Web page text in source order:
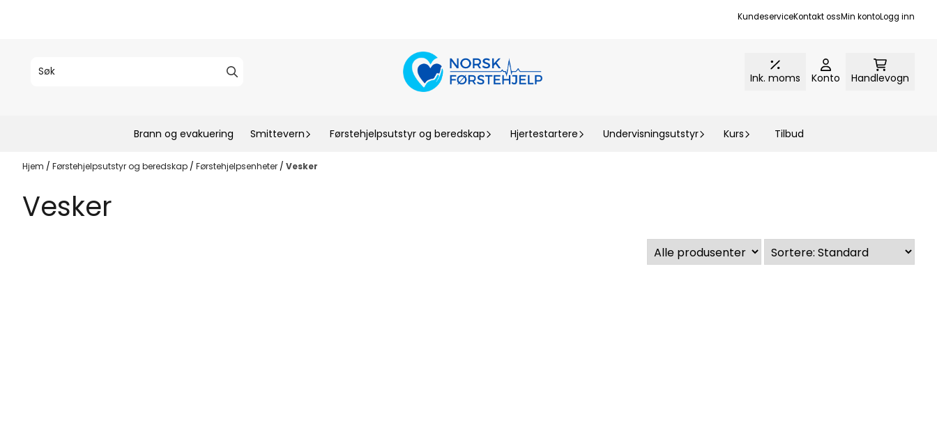
KundeserviceKontakt ossMin kontoLogg inn
Ink. moms Konto Handlevogn
Brann og evakuering Smittevern Førstehjelpsutstyr og beredskap Hjertestartere Undervisningsutstyr Kurs Tilbud
Hjem / Førstehjelpsutstyr og beredskap / Førstehjelpsenheter / Vesker
Vesker